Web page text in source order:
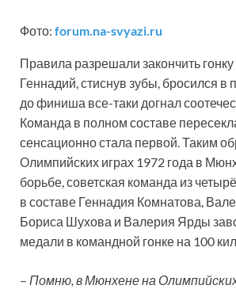
Фото: forum.na-svyazi.ru
Правила разрешали закончить
Геннадий, стиснув зубы, бросился в
до финиша все-таки догнал
Команда в полном составе
сенсационно стала первой. Таким
Олимпийских играх 1972 года в
борьбе, советская команда из
в составе Геннадия Комнатова,
Бориса Шухова и Валерия Ярды
медали в командной гонке на 100
– Помню, в Мюнхене на